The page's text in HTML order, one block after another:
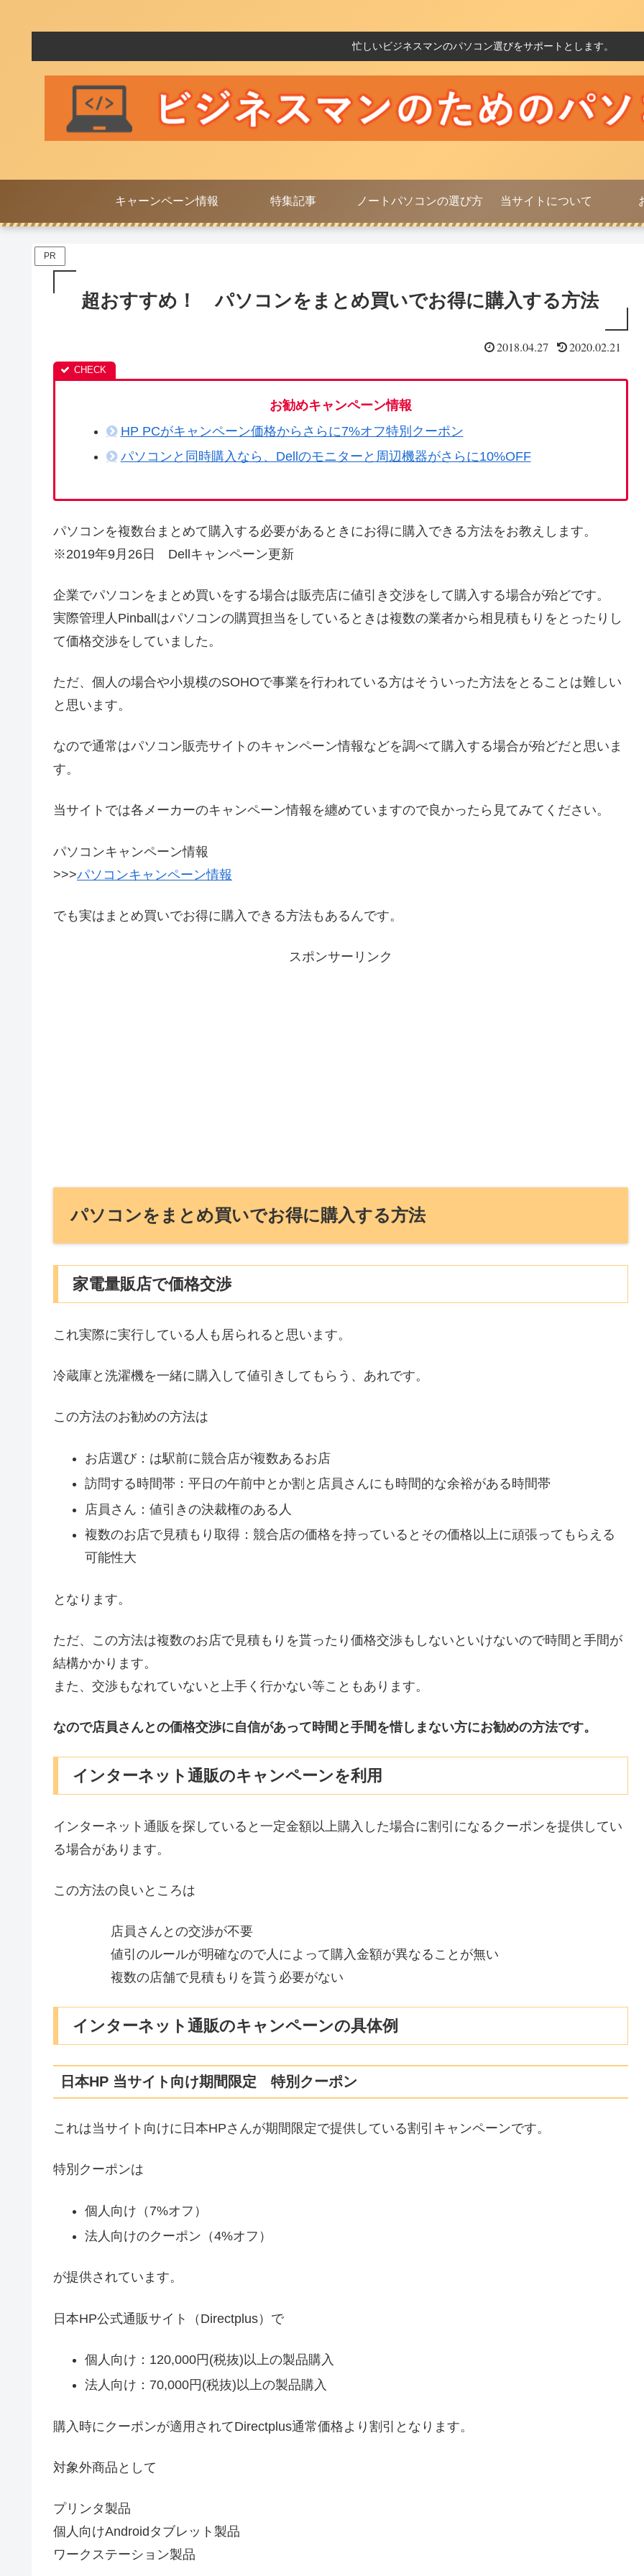
忙しいビジネスマンのパソコン選びをサポートとします。
キャーンペーン情報 特集記事 ノートパソコンの選び方 当サイトについて
PR
超おすすめ！ パソコンをまとめ買いでお得に購入する方法
2018.04.27 2020.02.21
お勧めキャンペーン情報
HP PCがキャンペーン価格からさらに7%オフ特別クーポン
パソコンと同時購入なら、Dellのモニターと周辺機器がさらに10%OFF
パソコンを複数台まとめて購入する必要があるときにお得に購入できる方法をお教えします。
※2019年9月26日 Dellキャンペーン更新
企業でパソコンをまとめ買いをする場合は販売店に値引き交渉をして購入する場合が殆どです。
実際管理人Pinballはパソコンの購買担当をしているときは複数の業者から相見積もりをとったりし
て価格交渉をしていました。
ただ、個人の場合や小規模のSOHOで事業を行われている方はそういった方法をとることは難しい
と思います。
なので通常はパソコン販売サイトのキャンペーン情報などを調べて購入する場合が殆どだと思いま
す。
当サイトでは各メーカーのキャンペーン情報を纏めていますので良かったら見てみてください。
パソコンキャンペーン情報
>>>パソコンキャンペーン情報
でも実はまとめ買いでお得に購入できる方法もあるんです。
スポンサーリンク
パソコンをまとめ買いでお得に購入する方法
家電量販店で価格交渉
これ実際に実行している人も居られると思います。
冷蔵庫と洗濯機を一緒に購入して値引きしてもらう、あれです。
この方法のお勧めの方法は
お店選び：は駅前に競合店が複数あるお店
訪問する時間帯：平日の午前中とか割と店員さんにも時間的な余裕がある時間帯
店員さん：値引きの決裁権のある人
複数のお店で見積もり取得：競合店の価格を持っているとその価格以上に頑張ってもらえる
可能性大
となります。
ただ、この方法は複数のお店で見積もりを貰ったり価格交渉もしないといけないので時間と手間が
結構かかります。
また、交渉もなれていないと上手く行かない等こともあります。
なので店員さんとの価格交渉に自信があって時間と手間を惜しまない方にお勧めの方法です。
インターネット通販のキャンペーンを利用
インターネット通販を探していると一定金額以上購入した場合に割引になるクーポンを提供してい
る場合があります。
この方法の良いところは
店員さんとの交渉が不要
値引のルールが明確なので人によって購入金額が異なることが無い
複数の店舗で見積もりを貰う必要がない
インターネット通販のキャンペーンの具体例
日本HP 当サイト向け期間限定 特別クーポン
これは当サイト向けに日本HPさんが期間限定で提供している割引キャンペーンです。
特別クーポンは
個人向け（7%オフ）
法人向けのクーポン（4%オフ）
が提供されています。
日本HP公式通販サイト（Directplus）で
個人向け：120,000円(税抜)以上の製品購入
法人向け：70,000円(税抜)以上の製品購入
購入時にクーポンが適用されてDirectplus通常価格より割引となります。
対象外商品として
プリンタ製品
個人向けAndroidタブレット製品
ワークステーション製品